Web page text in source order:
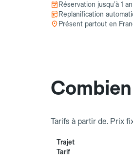
Réservation jusqu’à 1 an
Replanification
Présent partout en
Tarifs à partir de. Prix
Trajet
Tarif